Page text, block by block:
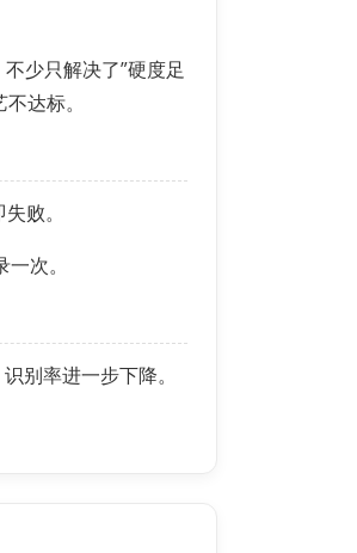
少只解决了”硬度足
达标。
败。
次。
别率进一步下降。